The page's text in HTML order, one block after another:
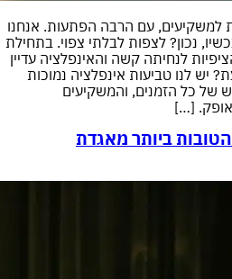
למשקיעים, עם הרבה הפתעות. אנחנו
נכון? לצפות לבלתי צפוי. בתחילת
לנחיתה קשה והאינפלציה עדיין
יש לנו טביעות אינפלציה נמוכות
30 בשיא חדש של כל הזמנים, והמשקיעים
[…]
ביותר מאגדת